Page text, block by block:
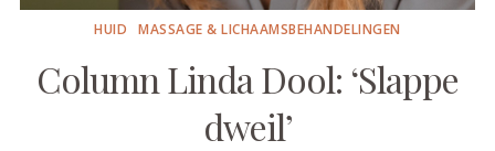
HUID MASSAGE & LICHAAMSBEHANDELINGEN
Column Linda Dool: ‘Slappe
dweil’